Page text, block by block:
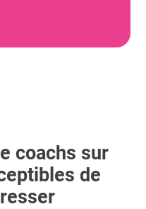
coachs sur
de